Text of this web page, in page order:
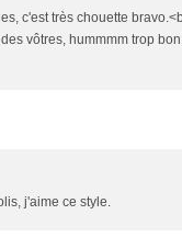
c'est très chouette
vôtres, hummmm trop
j'aime ce style.